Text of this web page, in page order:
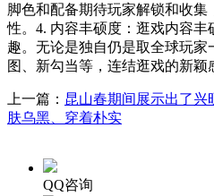
脚色和配备期待玩家解锁和收
性。4. 内容丰硕度：逛戏内容
趣。无论是独自仍是取全球玩
图、新勾当等，连结逛戏的新颖
上一篇： 昆山春期间展示出了兴
肤乌黑、穿着朴实
QQ咨询